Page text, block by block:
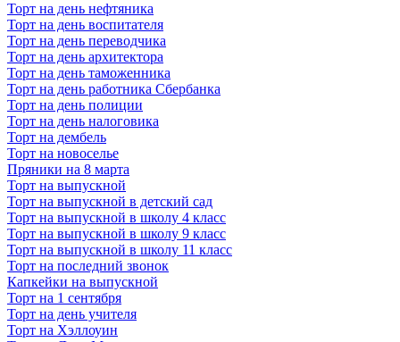
Торт на день нефтяника
Торт на день воспитателя
Торт на день переводчика
Торт на день архитектора
Торт на день таможенника
Торт на день работника Сбербанка
Торт на день полиции
Торт на день налоговика
Торт на дембель
Торт на новоселье
Пряники на 8 марта
Торт на выпускной
Торт на выпускной в детский сад
Торт на выпускной в школу 4 класс
Торт на выпускной в школу 9 класс
Торт на выпускной в школу 11 класс
Торт на последний звонок
Капкейки на выпускной
Торт на 1 сентября
Торт на день учителя
Торт на Хэллоуин